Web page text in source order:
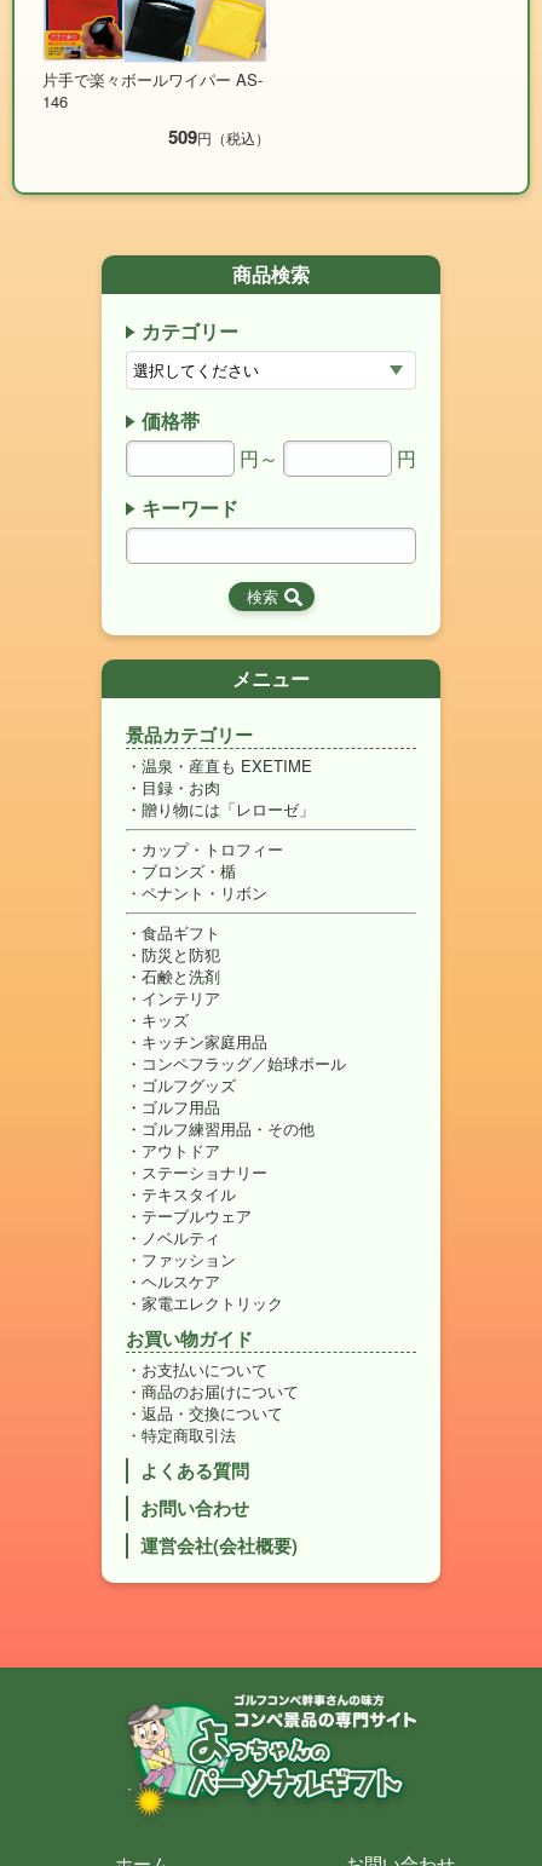
片手で楽々ボールワイパー AS-
146
509円（税込）
商品検索
カテゴリー
価格帯
円～
円
キーワード
メニュー
景品カテゴリー
温泉・産直も EXETIME
目録・お肉
贈り物には「レローゼ」
カップ・トロフィー
ブロンズ・楯
ペナント・リボン
食品ギフト
防災と防犯
石鹸と洗剤
インテリア
キッズ
キッチン家庭用品
コンペフラッグ／始球ボール
ゴルフグッズ
ゴルフ用品
ゴルフ練習用品・その他
アウトドア
ステーショナリー
テキスタイル
テーブルウェア
ノベルティ
ファッション
ヘルスケア
家電エレクトリック
お買い物ガイド
お支払いについて
商品のお届けについて
返品・交換について
特定商取引法
よくある質問
お問い合わせ
運営会社(会社概要)